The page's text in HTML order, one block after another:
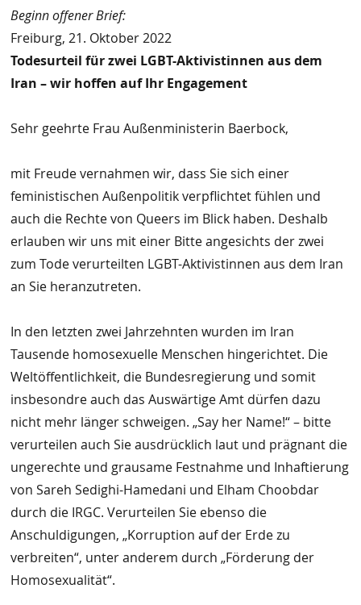
Beginn offener Brief:
Freiburg, 21. Oktober 2022
Todesurteil für zwei LGBT-Aktivistinnen aus dem
Iran – wir hoffen auf Ihr Engagement
Sehr geehrte Frau Außenministerin Baerbock,
mit Freude vernahmen wir, dass Sie sich einer
feministischen Außenpolitik verpflichtet fühlen und
auch die Rechte von Queers im Blick haben. Deshalb
erlauben wir uns mit einer Bitte angesichts der zwei
zum Tode verurteilten LGBT-Aktivistinnen aus dem Iran
an Sie heranzutreten.
In den letzten zwei Jahrzehnten wurden im Iran
Tausende homosexuelle Menschen hingerichtet. Die
Weltöffentlichkeit, die Bundesregierung und somit
insbesondre auch das Auswärtige Amt dürfen dazu
nicht mehr länger schweigen. „Say her Name!“ – bitte
verurteilen auch Sie ausdrücklich laut und prägnant die
ungerechte und grausame Festnahme und Inhaftierung
von Sareh Sedighi-Hamedani und Elham Choobdar
durch die IRGC. Verurteilen Sie ebenso die
Anschuldigungen, „Korruption auf der Erde zu
verbreiten“, unter anderem durch „Förderung der
Homosexualität“.